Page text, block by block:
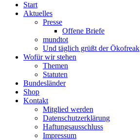
Start
Aktuelles
Presse
Offene Briefe
mundtot
Und täglich grüßt der Ökofreak
Wofür wir stehen
Themen
Statuten
Bundesländer
Shop
Kontakt
Mitglied werden
Datenschutzerklärung
Haftungsausschluss
Impressum